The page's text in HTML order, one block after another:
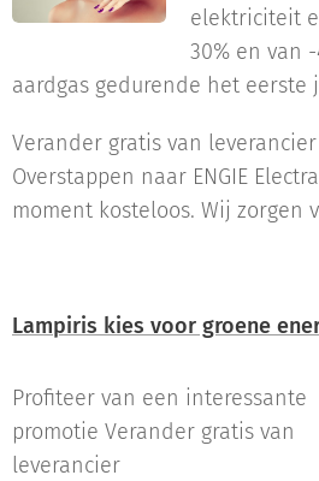
elektriciteit
30% en van
aardgas gedurende het eerste
Verander gratis van leverancier
Overstappen naar ENGIE
moment kosteloos. Wij zorgen
Lampiris kies voor groene
Profiteer van een interessante
promotie Verander gratis van
leverancier